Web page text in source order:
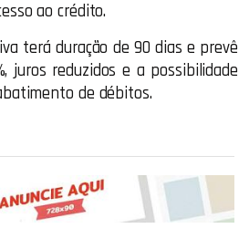
ao crédito.
terá duração de 90 dias e prevê
juros reduzidos e a possibilidade
de débitos.